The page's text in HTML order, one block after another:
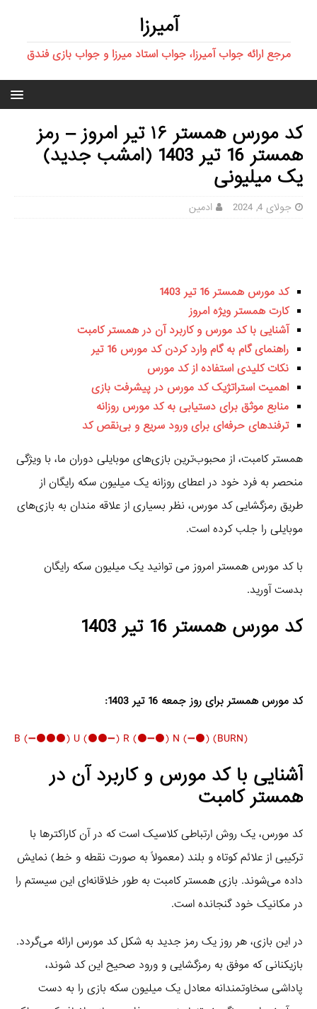
آمیرزا
مرجع ارائه جواب آمیرزا، جواب استاد میرزا و جواب بازی فندق
کد مورس همستر ۱۶ تیر امروز – رمز
همستر 16 تیر 1403 (امشب جدید)
یک میلیونی
جولای 4, 2024 ادمین
کد مورس همستر 16 تیر 1403
کارت همستر ویژه امروز
آشنایی با کد مورس و کاربرد آن در همستر کامبت
راهنمای گام به گام وارد کردن کد مورس 16 تیر
نکات کلیدی استفاده از کد مورس
اهمیت استراتژیک کد مورس در پیشرفت بازی
منابع موثق برای دستیابی به کد مورس روزانه
ترفندهای حرفه‌ای برای ورود سریع و بی‌نقص کد
همستر کامبت، از محبوب‌ترین بازی‌های موبایلی دوران ما، با ویژگی
منحصر به فرد خود در اعطای روزانه یک میلیون سکه رایگان از
طریق رمزگشایی کد مورس، نظر بسیاری از علاقه‌ مندان به بازی‌های
موبایلی را جلب کرده است.
با کد مورس همستر امروز می توانید یک میلیون سکه رایگان
بدست آورید.
کد مورس همستر 16 تیر 1403
کد مورس همستر برای روز جمعه 16 تیر 1403:
(B (➖⚫️⚫️⚫️) U (⚫️⚫️➖) R (⚫️➖⚫️) N (➖⚫️) (BURN
آشنایی با کد مورس و کاربرد آن در
همستر کامبت
کد مورس، یک روش ارتباطی کلاسیک است که در آن کاراکترها با
ترکیبی از علائم کوتاه و بلند (معمولاً به صورت نقطه و خط) نمایش
داده می‌شوند. بازی همستر کامبت به طور خلاقانه‌ای این سیستم را
در مکانیک خود گنجانده است.
در این بازی، هر روز یک رمز جدید به شکل کد مورس ارائه می‌گردد.
بازیکنانی که موفق به رمزگشایی و ورود صحیح این کد شوند،
پاداشی سخاوتمندانه معادل یک میلیون سکه بازی را به دست